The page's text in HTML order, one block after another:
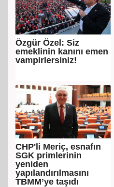
Özgür Özel: Siz
emeklinin kanını emen
vampirlersiniz!
CHP'li Meriç, esnafın
SGK primlerinin
yeniden
yapılandırılmasını
TBMM’ye taşıdı